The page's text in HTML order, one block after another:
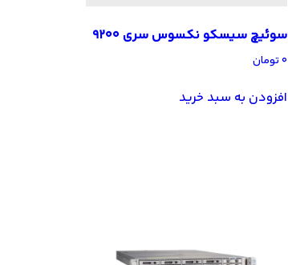
سوئیچ سیسکو نکسوس سری 9200
۰تومان
افزودن به سبد خرید